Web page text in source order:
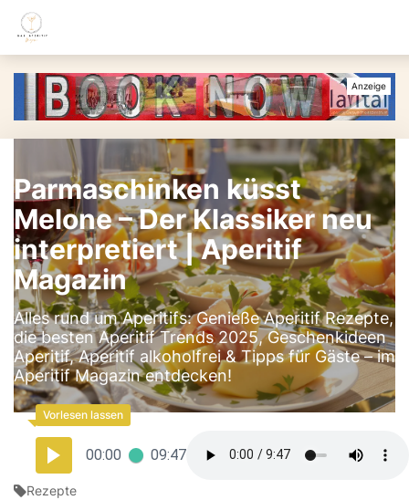
Parmaschinken küsst
Melone – Der Klassiker neu
interpretiert | Aperitif
Magazin
Alles rund um Aperitifs: Genieße Aperitif Rezepte,
die besten Aperitif Trends 2025, Geschenkideen
Aperitif, Aperitif alkoholfrei & Tipps für Gäste – im
Aperitif Magazin entdecken!
00:00 09:47
Rezepte